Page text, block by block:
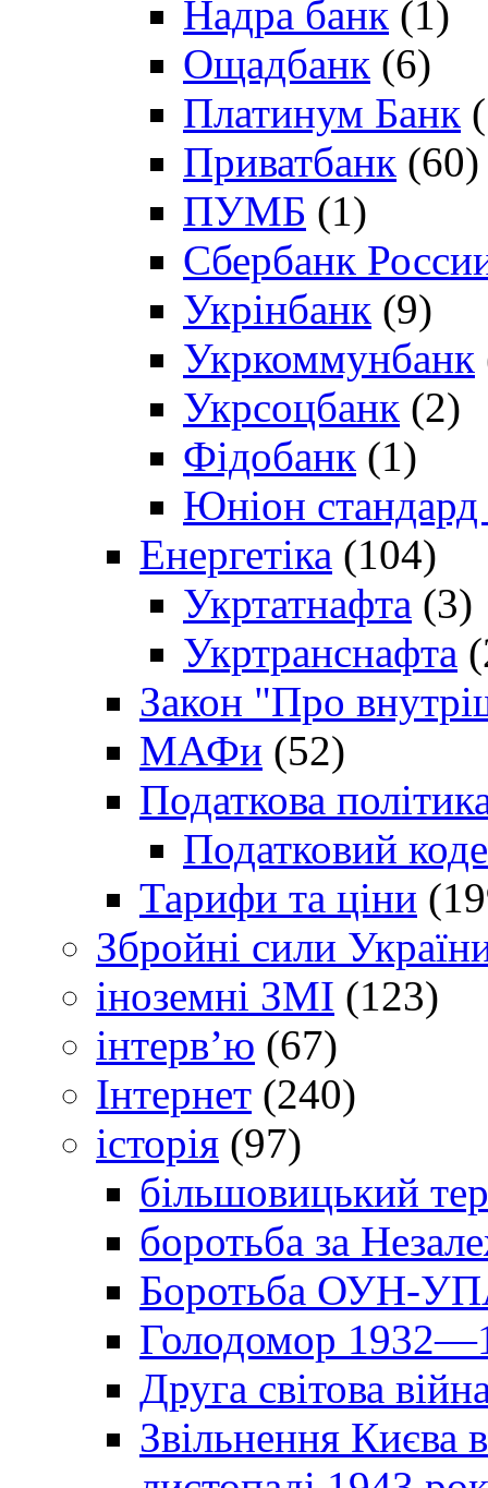
Надра банк (1)
Ощадбанк (6)
Платинум Банк
Приватбанк (60)
ПУМБ (1)
Сбербанк
Укрінбанк (9)
Укркоммунбанк
Укрсоцбанк (2)
Фідобанк (1)
Юніон стандард
Енергетіка (104)
Укртатнафта (3)
Укртранснафта
Закон "Про
МАФи (52)
Податкова
Податковий
Тарифи та ціни
Збройні сили
іноземні ЗМІ (123)
інтерв’ю (67)
Інтернет (240)
історія (97)
більшовицький
боротьба за
Боротьба ОУН-УПА
Голодомор
Друга світова
Звільнення Києва